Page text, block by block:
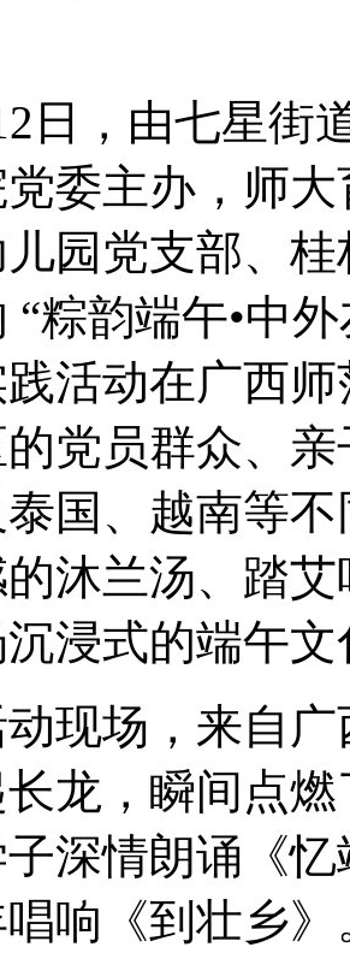
，由七星街道
委主办，师
园党支部、
“粽韵端午•中
活动在广西
党员群众、
国、越南等
沐兰汤、踏
浸式的端午
场，来自广
龙，瞬间点
深情朗诵《
响《到壮乡